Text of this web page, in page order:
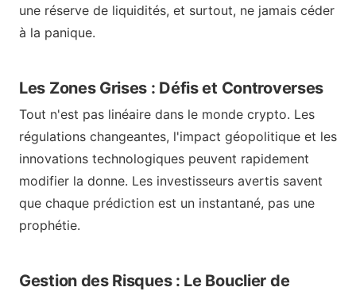
une réserve de liquidités, et surtout, ne jamais céder
à la panique.
Les Zones Grises : Défis et Controverses
Tout n'est pas linéaire dans le monde crypto. Les
régulations changeantes, l'impact géopolitique et les
innovations technologiques peuvent rapidement
modifier la donne. Les investisseurs avertis savent
que chaque prédiction est un instantané, pas une
prophétie.
Gestion des Risques : Le Bouclier de